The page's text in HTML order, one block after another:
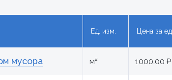
Ед. изм. Цена за ед.
мусора м² 1000.00 ₽